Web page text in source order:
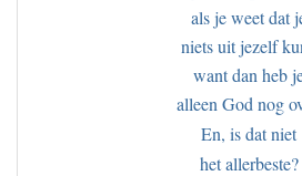
als je weet dat
niets uit jezelf
want dan heb
alleen God nog
En, is dat niet
het allerbeste?